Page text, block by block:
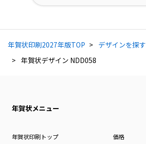
年賀状印刷2027年版TOP
デザインを探す
年賀状デザイン NDD058
年賀状メニュー
年賀状印刷トップ 価格